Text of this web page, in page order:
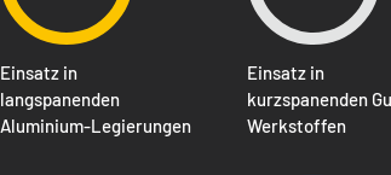
Einsatz in
langspanenden
Aluminium-Legierungen
Einsatz in
kurzspanenden
Werkstoffen